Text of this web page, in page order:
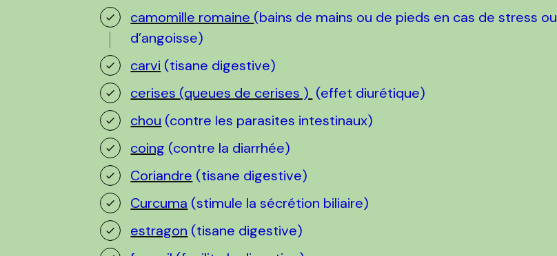
camomille romaine (bains de mains ou de pieds en cas de stress ou
d’angoisse)
carvi (tisane digestive)
cerises (queues de cerises ) (effet diurétique)
chou (contre les parasites intestinaux)
coing (contre la diarrhée)
Coriandre (tisane digestive)
Curcuma (stimule la sécrétion biliaire)
estragon (tisane digestive)